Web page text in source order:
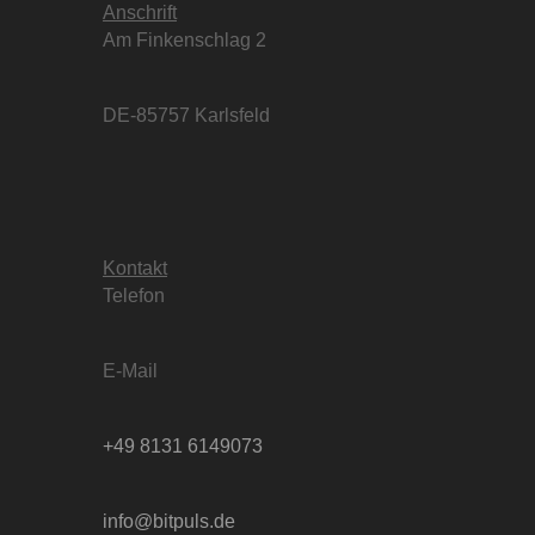
Anschrift
Am Finkenschlag 2
DE-85757 Karlsfeld
Kontakt
Telefon
E-Mail
+49 8131 6149073
info@bitpuls.de